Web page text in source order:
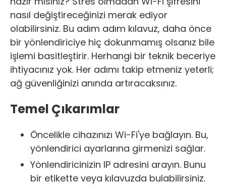
nasıl değiştireceğinizi merak ediyor
olabilirsiniz. Bu adım adım kılavuz, daha önce
bir yönlendiriciye hiç dokunmamış olsanız bile
işlemi basitleştirir. Herhangi bir teknik beceriye
ihtiyacınız yok. Her adımı takip etmeniz yeterli;
ağ güvenliğinizi anında artıracaksınız.
Temel Çıkarımlar
Öncelikle cihazınızı Wi-Fi'ye bağlayın. Bu,
yönlendirici ayarlarına girmenizi sağlar.
Yönlendiricinizin IP adresini arayın. Bunu
bir etikette veya kılavuzda bulabilirsiniz.